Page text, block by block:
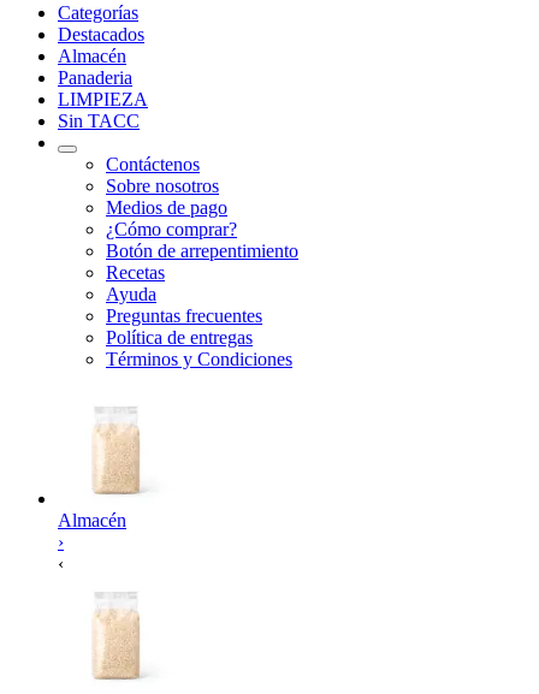
Categorías
Destacados
Almacén
Panaderia
LIMPIEZA
Sin TACC
Contáctenos
Sobre nosotros
Medios de pago
¿Cómo comprar?
Botón de arrepentimiento
Recetas
Ayuda
Preguntas frecuentes
Política de entregas
Términos y Condiciones
Almacén
›
‹